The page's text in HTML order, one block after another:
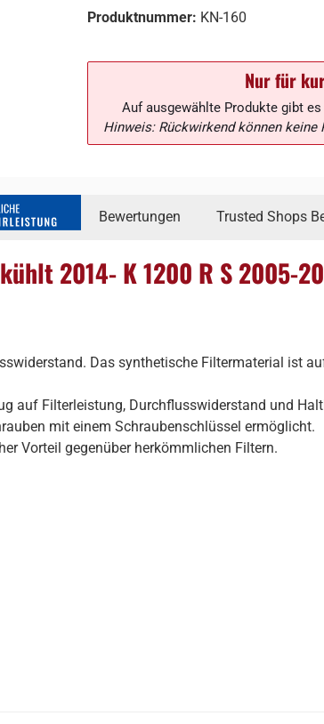
Produktnummer: KN-160
Nur für
Auf ausgewählte Produkte gibt
Hinweis: Rückwirkend können keine
Bewertungen Trusted Shops
2014- K 1200 R S 2005-
Das synthetische Filtermaterial ist
auf Filterleistung, Durchflusswiderstand und
mit einem Schraubenschlüssel ermöglicht.
Vorteil gegenüber herkömmlichen Filtern.